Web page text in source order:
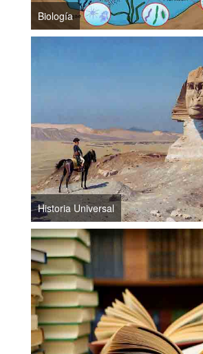
Biología
Historia Universal